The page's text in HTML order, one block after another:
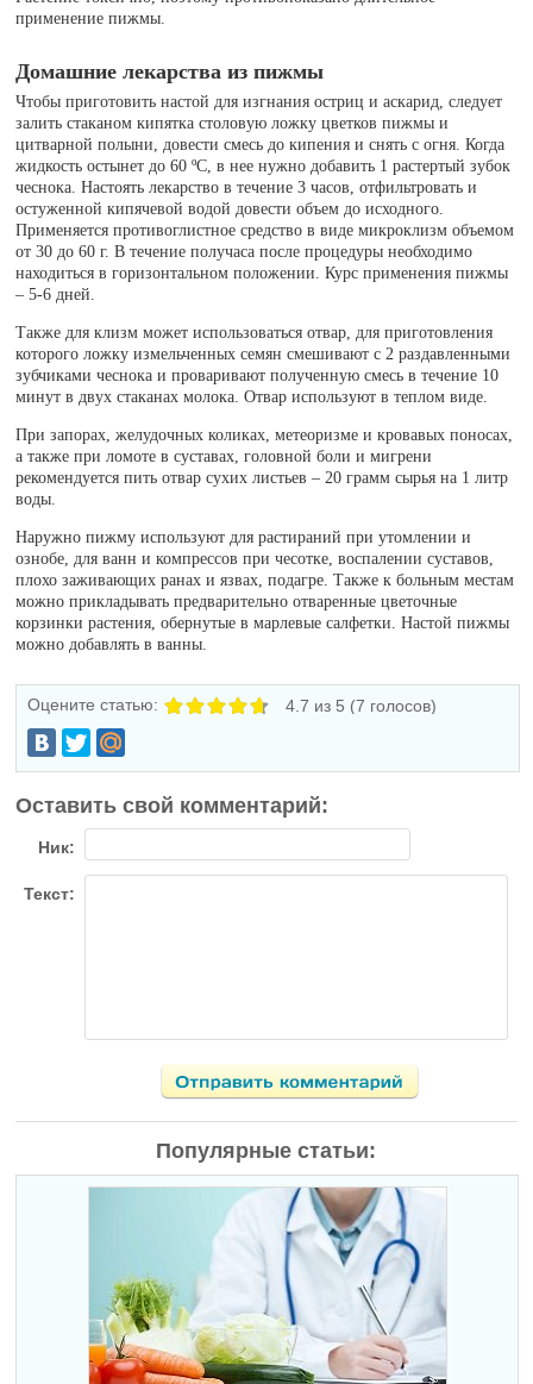
применение пижмы.
Домашние лекарства из пижмы
Чтобы приготовить настой для изгнания остриц и аскарид, следует
залить стаканом кипятка столовую ложку цветков пижмы и
цитварной полыни, довести смесь до кипения и снять с огня. Когда
жидкость остынет до 60 ºС, в нее нужно добавить 1 растертый зубок
чеснока. Настоять лекарство в течение 3 часов, отфильтровать и
остуженной кипячевой водой довести объем до исходного.
Применяется противоглистное средство в виде микроклизм объемом
от 30 до 60 г. В течение получаса после процедуры необходимо
находиться в горизонтальном положении. Курс применения пижмы
– 5-6 дней.
Также для клизм может использоваться отвар, для приготовления
которого ложку измельченных семян смешивают с 2 раздавленными
зубчиками чеснока и проваривают полученную смесь в течение 10
минут в двух стаканах молока. Отвар используют в теплом виде.
При запорах, желудочных коликах, метеоризме и кровавых поносах,
а также при ломоте в суставах, головной боли и мигрени
рекомендуется пить отвар сухих листьев – 20 грамм сырья на 1 литр
воды.
Наружно пижму используют для растираний при утомлении и
ознобе, для ванн и компрессов при чесотке, воспалении суставов,
плохо заживающих ранах и язвах, подагре. Также к больным местам
можно прикладывать предварительно отваренные цветочные
корзинки растения, обернутые в марлевые салфетки. Настой пижмы
можно добавлять в ванны.
Оцените статью: 4.7 из 5 (7 голосов)
Оставить свой комментарий:
Ник:
Текст:
Популярные статьи: